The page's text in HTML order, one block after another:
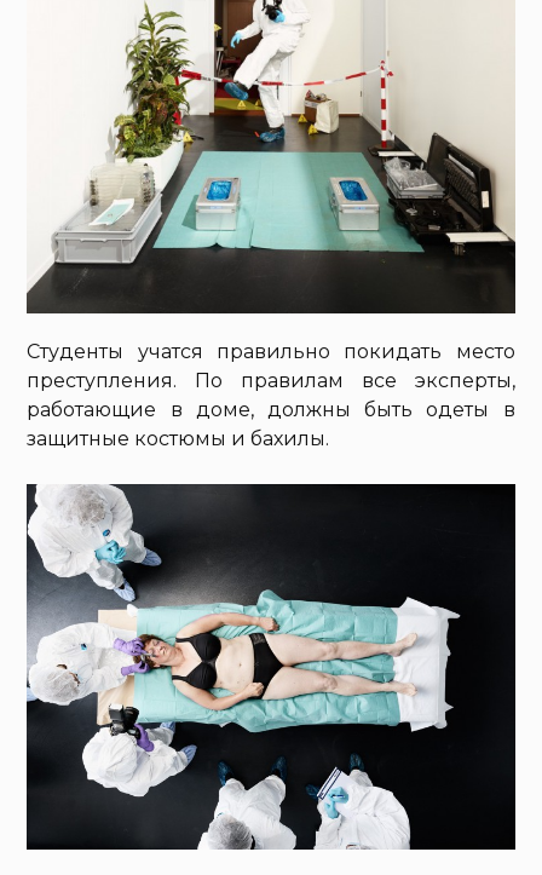
Студенты учатся правильно покидать место
преступления. По правилам все эксперты,
работающие в доме, должны быть одеты в
защитные костюмы и бахилы.